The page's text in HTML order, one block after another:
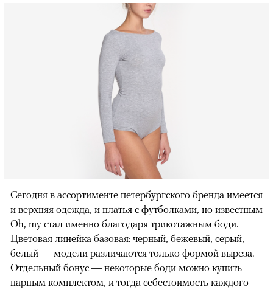
Сегодня в ассортименте петербургского бренда имеется
и верхняя одежда, и платья с футболками, но известным
Oh, my стал именно благодаря трикотажным боди.
Цветовая линейка базовая: черный, бежевый, серый,
белый — модели различаются только формой выреза.
Отдельный бонус — некоторые боди можно купить
парным комплектом, и тогда себестоимость каждого